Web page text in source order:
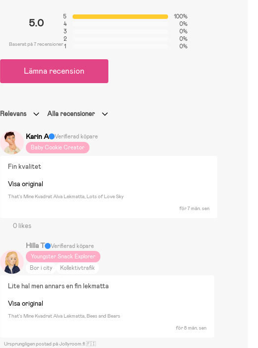
5.0
Baserat på 7 recensioner
5
100%
4
0%
3
0%
2
0%
1
0%
Lämna recension
Relevans Alla recensioner
Karin A
Verifierad köpare
Baby Cookie Creator
Fin kvalitet
Visa original
That's Mine Kvadrat Alva Lekmatta, Lots of Love Sky
för 7 mån. sen
0 likes
Hilla T
Verifierad köpare
Youngster Snack Explorer
Bor i city
Kollektivtrafik
Lite hal men annars en fin lekmatta
Visa original
That's Mine Kvadrat Alva Lekmatta, Bees and Bears
för 8 mån. sen
Ursprungligen postad på Jollyroom.fi 🇫🇮